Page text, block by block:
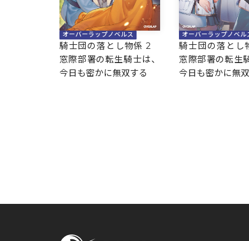
オーバーラップノベルス
騎士団の落とし物係 2
窓際部署の転生騎士は、
今日も密かに無双する
オーバーラップノベル
騎士団の落と
窓際部署の転生
今日も密かに無